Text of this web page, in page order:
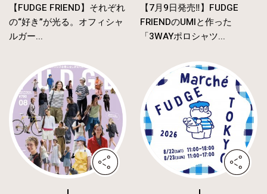
【FUDGE FRIEND】それぞれ
の“好き”が光る。オフィシャ
ルガー...
【7月9日発売‼︎】FUDGE
FRIENDのUMIと作った
「3WAYポロシャツ...